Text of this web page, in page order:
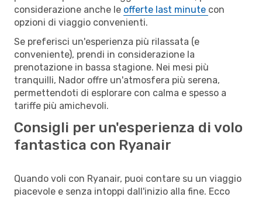
considerazione anche le offerte last minute con
opzioni di viaggio convenienti.
Se preferisci un'esperienza più rilassata (e
conveniente), prendi in considerazione la
prenotazione in bassa stagione. Nei mesi più
tranquilli, Nador offre un'atmosfera più serena,
permettendoti di esplorare con calma e spesso a
tariffe più amichevoli.
Consigli per un'esperienza di volo
fantastica con Ryanair
Quando voli con Ryanair, puoi contare su un viaggio
piacevole e senza intoppi dall'inizio alla fine. Ecco